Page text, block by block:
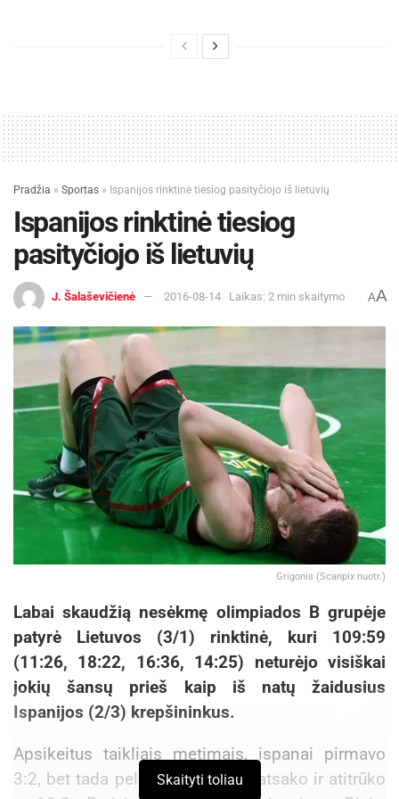
Pradžia » Sportas » Ispanijos rinktinė tiesiog pasityčiojo iš lietuvių
Ispanijos rinktinė tiesiog
pasityčiojo iš lietuvių
J. Šalaševičienė 2016-08-14 Laikas: 2 min skaitymo AA
Grigonis (Scanpix nuotr.)
Labai skaudžią nesėkmę olimpiados B grupėje
patyrė Lietuvos (3/1) rinktinė, kuri 109:59
(11:26, 18:22, 16:36, 14:25) neturėjo visiškai
jokių šansų prieš kaip iš natų žaidusius
Ispanijos (2/3) krepšininkus.
Apsikeitus taikliais metimais, ispanai pirmavo
3:2, bet tada pelnė 7 taškus be atsako ir atitrūko
Skaityti toliau